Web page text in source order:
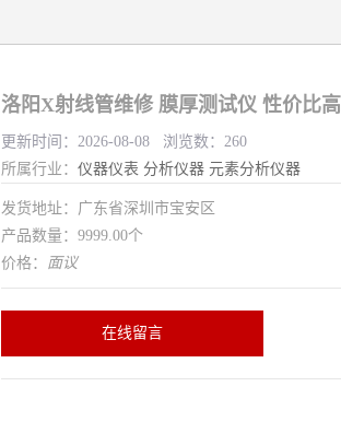
洛阳X射线管维修 膜厚测试仪 性价比高
更新时间：2026-08-08 浏览数：260
所属行业： 仪器仪表 分析仪器 元素分析仪器
发货地址：广东省深圳市宝安区
产品数量：9999.00个
价格： 面议
在线留言